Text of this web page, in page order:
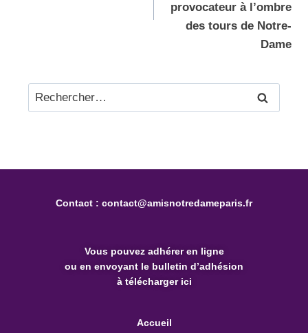
provocateur à l’ombre
des tours de Notre-
Dame
Contact : contact@amisnotredameparis.fr
Vous pouvez adhérer en ligne
ou en envoyant le bulletin d’adhésion
à télécharger ici
Accueil